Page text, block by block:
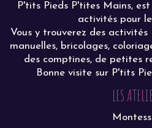
P'tits Pieds P'tites Mains,
activités pour
Vous y trouverez des
manuelles, bricolages,
des comptines, de petites
Bonne visite sur P'tits
LES